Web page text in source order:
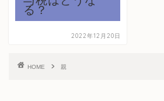
る？
2022年12月20日
HOME 親